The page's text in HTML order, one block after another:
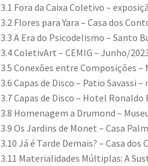
3.1 Fora da Caixa Coletivo –
3.2 Flores para Yara – Casa dos
3.3 A Era do Psicodelismo – Santo
3.4 ColetivArt – CEMIG – Junho/
3.5 Conexões entre Composições
3.6 Capas de Disco – Patio Savassi
3.7 Capas de Disco – Hotel
3.8 Homenagem a Drumond –
3.9 Os Jardins de Monet – Casa
3.10 Já é Tarde Demais? – Casa
3.11 Materialidades Múltiplas: A